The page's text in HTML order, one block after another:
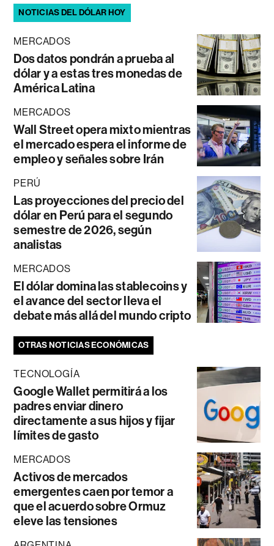
NOTICIAS DEL DÓLAR HOY
MERCADOS
Dos datos pondrán a prueba al
dólar y a estas tres monedas de
América Latina
MERCADOS
Wall Street opera mixto mientras
el mercado espera el informe de
empleo y señales sobre Irán
PERÚ
Las proyecciones del precio del
dólar en Perú para el segundo
semestre de 2026, según
analistas
MERCADOS
El dólar domina las stablecoins y
el avance del sector lleva el
debate más allá del mundo cripto
OTRAS NOTICIAS ECONÓMICAS
TECNOLOGÍA
Google Wallet permitirá a los
padres enviar dinero
directamente a sus hijos y fijar
límites de gasto
MERCADOS
Activos de mercados
emergentes caen por temor a
que el acuerdo sobre Ormuz
eleve las tensiones